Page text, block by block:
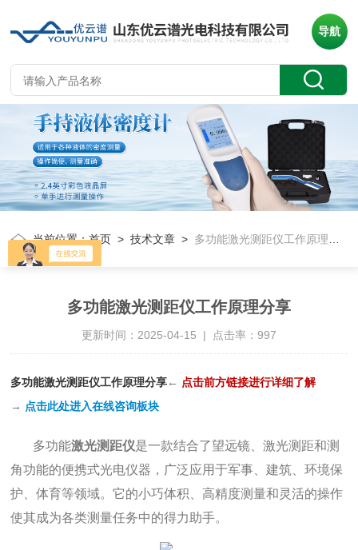
导航
当前位置：首页 >技术文章 > 多功能激光测距仪工作原理分享
多功能激光测距仪工作原理分享
更新时间：2025-04-15 | 点击率：997
多功能激光测距仪工作原理分享← 点击前方链接进行详细了解
→ 点击此处进入在线咨询板块
多功能激光测距仪是一款结合了望远镜、激光测距和测
角功能的便携式光电仪器，广泛应用于军事、建筑、环境保
护、体育等领域。它的小巧体积、高精度测量和灵活的操作
使其成为各类测量任务中的得力助手。